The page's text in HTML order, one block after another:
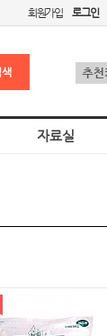
회원가입 로그인
자료실